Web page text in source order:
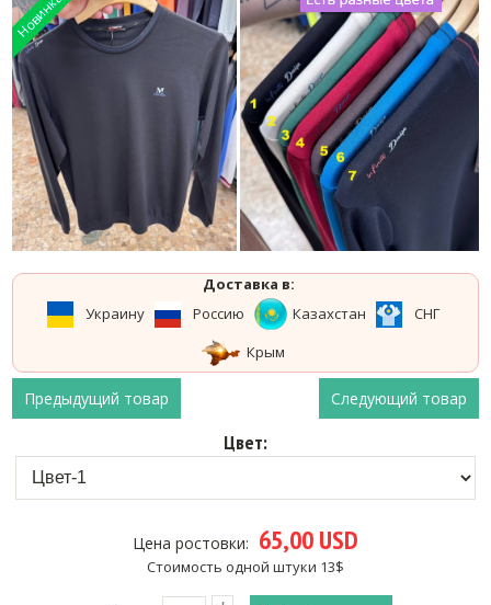
Доставка в:
Украину
Россию Казахстан
СНГ
Крым
Предыдущий товар Следующий товар
Цвет:
Цена ростовки: 65,00 USD
Стоимость одной штуки 13$